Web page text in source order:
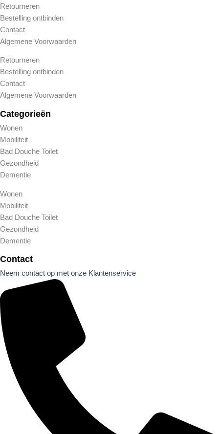
Retourneren
Bestelling ontbinden
Contact
Algemene Voorwaarden
Retourneren
Bestelling ontbinden
Contact
Algemene Voorwaarden
Categorieën
Wonen
Mobiliteit
Bad Douche Toilet
Gezondheid
Dementie
Wonen
Mobiliteit
Bad Douche Toilet
Gezondheid
Dementie
Contact
Neem contact op met onze Klantenservice